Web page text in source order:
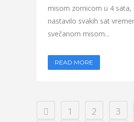
misom zornicom u 4 sata,
nastavilo svakih sat
svečanom misom...
READ MORE
1 2 3